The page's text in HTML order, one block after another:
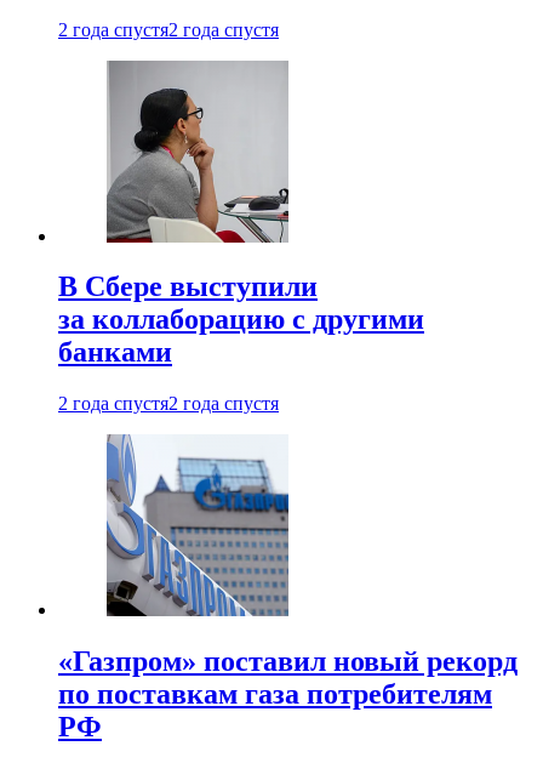
2 года спустя2 года спустя
В Сбере выступили
за коллаборацию с другими
банками
2 года спустя2 года спустя
«Газпром» поставил новый рекорд
по поставкам газа потребителям
РФ